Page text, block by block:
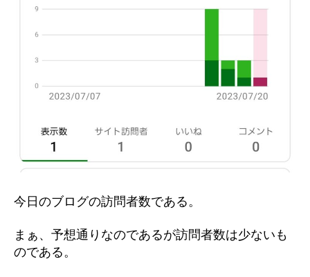
今日のブログの訪問者数である。
まぁ、予想通りなのであるが訪問者数は少ないも
のである。